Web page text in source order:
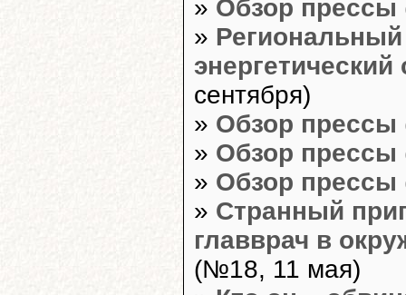
» Обзор прессы
» Региональный
энергетический
сентября)
» Обзор прессы
» Обзор прессы
» Обзор прессы
» Странный
главврач в
(№18, 11 мая)